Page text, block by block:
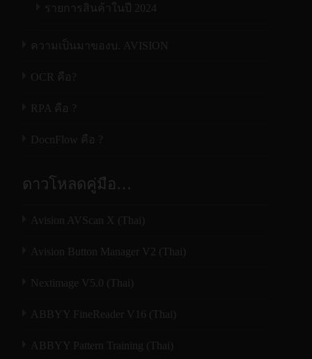
รายการสินค้าในปี 2024
ความเป็นมาของบ. AVISION
OCR คือ?
RPA คือ ?
DocnFlow คือ ?
ดาวโหลดคู่มือ…
Avision AVScan X (Thai)
Avision Button Manager V2 (Thai)
Nextimage V5.0 (Thai)
ABBYY FineReader V16 (Thai)
ABBYY Pattern Training (Thai)